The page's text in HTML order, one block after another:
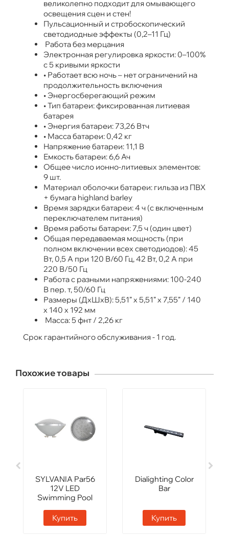
великолепно подходит для омывающего
освещения сцен и стен!
Пульсационный и стробоскопический
светодиодные эффекты (0,2–11 Гц)
Работа без мерцания
Электронная регулировка яркости: 0–100%
с 5 кривыми яркости
• Работает всю ночь – нет ограничений на
продолжительность включения
• Энергосберегающий режим
• Тип батареи: фиксированная литиевая
батарея
• Энергия батареи: 73,26 Втч
• Масса батареи: 0,42 кг
Напряжение батареи: 11,1 В
Емкость батареи: 6,6 Ач
Общее число ионно-литиевых элементов:
9 шт.
Материал оболочки батареи: гильза из ПВХ
+ бумага highland barley
Время зарядки батареи: 4 ч (с включенным
переключателем питания)
Время работы батареи: 7,5 ч (один цвет)
Общая передаваемая мощность (при
полном включении всех светодиодов): 45
Вт, 0,5 А при 120 В/60 Гц, 42 Вт, 0,2 А при
220 В/50 Гц
Работа с разными напряжениями: 100-240
В пер. т, 50/60 Гц
Размеры (ДxШxВ): 5,51” x 5,51” x 7,55” / 140
x 140 x 192 мм
Масса: 5 фнт / 2,26 кг
Срок гарантийного обслуживания - 1 год.
Похожие товары
SYLVANIA Par56
12V LED
Swimming Pool
Купить
Dialighting Color
Bar
Купить